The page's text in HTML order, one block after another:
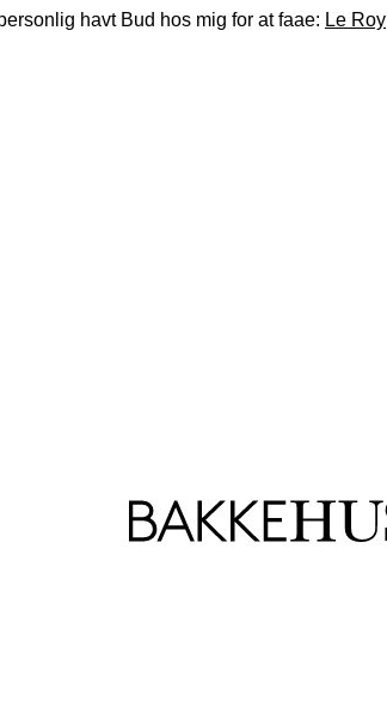
havt Bud hos mig for at faae: Le Roy